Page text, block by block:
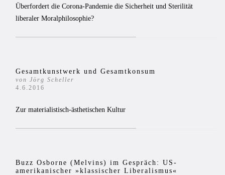
Überfordert die Corona-Pandemie die Sicherheit und Sterilität
liberaler Moralphilosophie?
Gesamtkunstwerk und Gesamtkonsum
von Jörg Scheller
4.6.2016
Zur materialistisch-ästhetischen Kultur
Buzz Osborne (Melvins) im Gespräch: US-
amerikanischer »klassischer Liberalismus«